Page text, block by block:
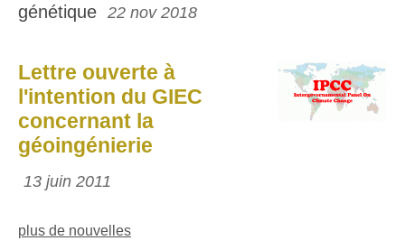
génétique 22 nov 2018
Lettre ouverte à
l'intention du GIEC
concernant la
géoingénierie
13 juin 2011
plus de nouvelles